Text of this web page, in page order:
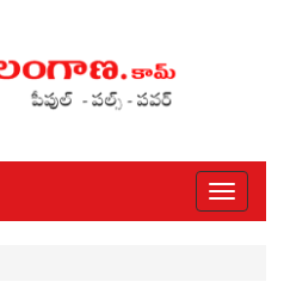
Toggle